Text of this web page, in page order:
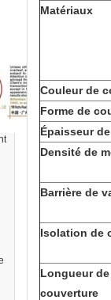
Matériaux
Couleur de
Forme de
Épaisseur
Densité de
Barrière de
Isolation de
Longueur
couverture